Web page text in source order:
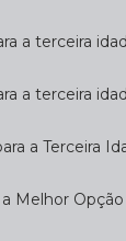
a terceira
a terceira
a Terceira
a Melhor